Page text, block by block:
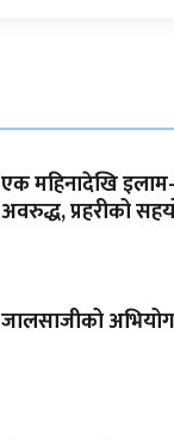
एक महिनादेखि
अवरुद्ध, प्रहरीको
जालसाजीको